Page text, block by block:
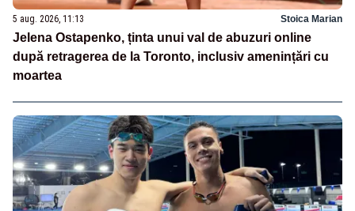
5 aug. 2026, 11:13 Stoica Marian
Jelena Ostapenko, ținta unui val de abuzuri online
după retragerea de la Toronto, inclusiv amenințări cu
moartea